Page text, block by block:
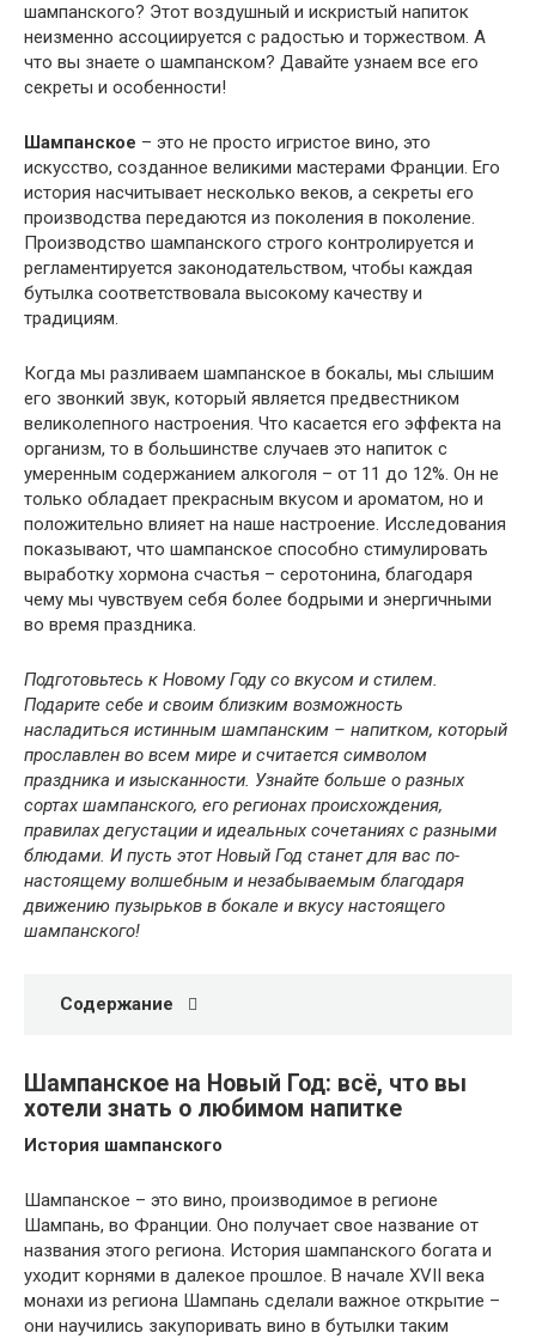
шампанского? Этот воздушный и искристый напиток
неизменно ассоциируется с радостью и торжеством. А
что вы знаете о шампанском? Давайте узнаем все его
секреты и особенности!
Шампанское – это не просто игристое вино, это
искусство, созданное великими мастерами Франции. Его
история насчитывает несколько веков, а секреты его
производства передаются из поколения в поколение.
Производство шампанского строго контролируется и
регламентируется законодательством, чтобы каждая
бутылка соответствовала высокому качеству и
традициям.
Когда мы разливаем шампанское в бокалы, мы слышим
его звонкий звук, который является предвестником
великолепного настроения. Что касается его эффекта на
организм, то в большинстве случаев это напиток с
умеренным содержанием алкоголя – от 11 до 12%. Он не
только обладает прекрасным вкусом и ароматом, но и
положительно влияет на наше настроение. Исследования
показывают, что шампанское способно стимулировать
выработку хормона счастья – серотонина, благодаря
чему мы чувствуем себя более бодрыми и энергичными
во время праздника.
Подготовьтесь к Новому Году со вкусом и стилем.
Подарите себе и своим близким возможность
насладиться истинным шампанским – напитком, который
прославлен во всем мире и считается символом
праздника и изысканности. Узнайте больше о разных
сортах шампанского, его регионах происхождения,
правилах дегустации и идеальных сочетаниях с разными
блюдами. И пусть этот Новый Год станет для вас по-
настоящему волшебным и незабываемым благодаря
движению пузырьков в бокале и вкусу настоящего
шампанского!
Содержание
Шампанское на Новый Год: всё, что вы
хотели знать о любимом напитке
История шампанского
Шампанское – это вино, производимое в регионе
Шампань, во Франции. Оно получает свое название от
названия этого региона. История шампанского богата и
уходит корнями в далекое прошлое. В начале XVII века
монахи из региона Шампань сделали важное открытие –
они научились закупоривать вино в бутылки таким